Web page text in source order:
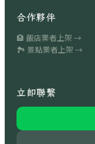
合作夥伴
🏨 飯店業者上架 →
🏞 景點業者上架 →
立即聯繫